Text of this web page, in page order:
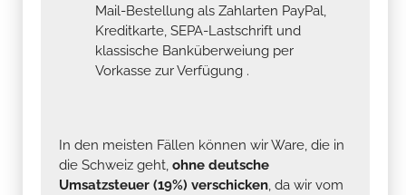
Mail-Bestellung als Zahlarten PayPal,
Kreditkarte, SEPA-Lastschrift und
klassische Banküberweiung per
Vorkasse zur Verfügung .
In den meisten Fällen können wir Ware, die in
die Schweiz geht, ohne deutsche
Umsatzsteuer (19%) verschicken, da wir vom